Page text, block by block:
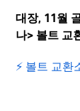
대장, 11월
나> 볼트 교
⚡️ 볼트 교환